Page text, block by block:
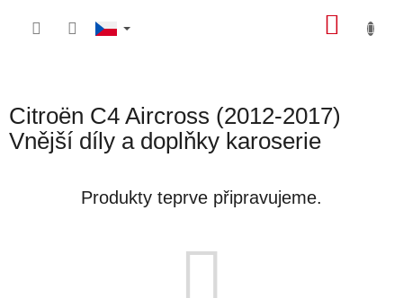
Citroën C4 Aircross (2012-2017)
Vnější díly a doplňky karoserie
Produkty teprve připravujeme.